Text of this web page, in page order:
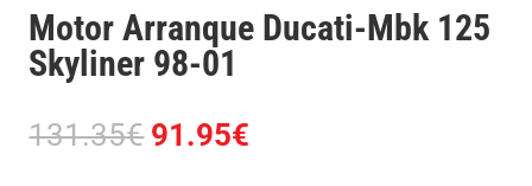
Motor Arranque Ducati-Mbk 125
Skyliner 98-01
131.35€ El
91.95€